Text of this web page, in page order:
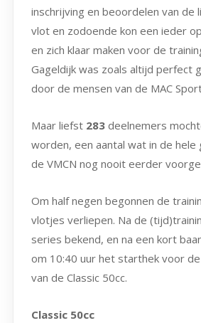
inschrijving en beoordelen van de
vlot en zodoende kon een ieder
en zich klaar maken voor de
Gageldijk was zoals altijd perfect
door de mensen van de MAC
Maar liefst 283deelnemers
worden, een aantal wat in de hele
de VMCN nog nooit eerder
Om half negen begonnen de
vlotjes verliepen. Na de
series bekend, en na een kort
om 10:40 uur het starthek voor
van de Classic 50cc.
Classic 50cc